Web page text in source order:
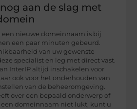
aan de slag met
een nieuwe domeinnaam is bij
een paar minuten gebeurd.
van uw gewenste
specialist en leg met direct vast.
InterIP altijd inschakelen voor
ook voor het onderhouden van
van de beheeromgeving.
over een bepaald onderwerp of
een domeinnaam niet lukt, kunt u